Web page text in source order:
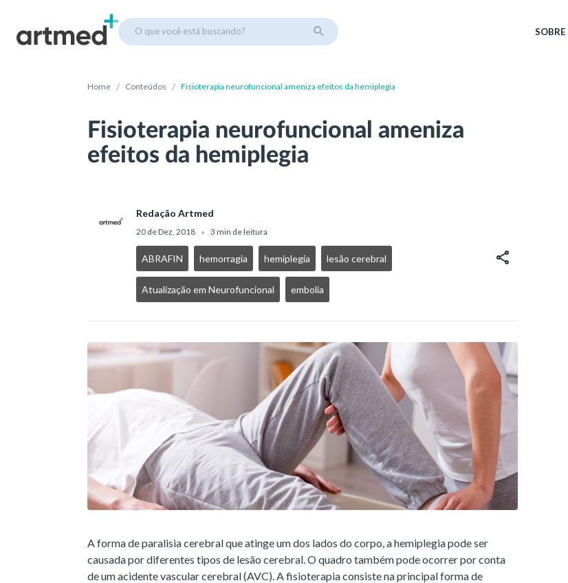
O que você está buscando? SOBRE
Home / Conteúdos / Fisioterapia neurofuncional ameniza efeitos da hemiplegia
Fisioterapia neurofuncional ameniza
efeitos da hemiplegia
Redação Artmed
20 de Dez, 2018 • 3 min de leitura
ABRAFIN hemorragia hemiplegia lesão cerebral
Atualização em Neurofuncional embolia
A forma de paralisia cerebral que atinge um dos lados do corpo, a hemiplegia pode ser
causada por diferentes tipos de lesão cerebral. O quadro também pode ocorrer por conta
de um acidente vascular cerebral (AVC). A fisioterapia consiste na principal forma de